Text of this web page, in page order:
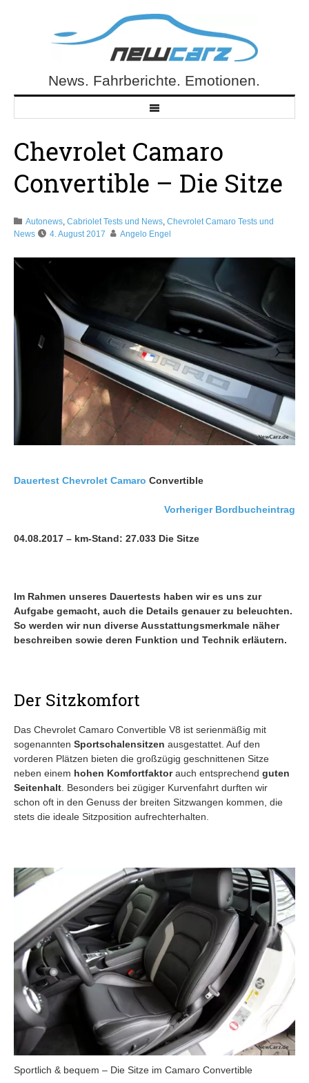
NewCarz.deNews. Fahrberichte. Emotionen.
Chevrolet Camaro
Convertible – Die Sitze
Autonews, Cabriolet Tests und News, Chevrolet Camaro Tests und
News
4. August 2017 Angelo Engel
Dauertest Chevrolet Camaro Convertible
Vorheriger Bordbucheintrag
04.08.2017 – km-Stand: 27.033 Die Sitze
Im Rahmen unseres Dauertests haben wir es uns zur
Aufgabe gemacht, auch die Details genauer zu beleuchten.
So werden wir nun diverse Ausstattungsmerkmale näher
beschreiben sowie deren Funktion und Technik erläutern.
Der Sitzkomfort
Das Chevrolet Camaro Convertible V8 ist serienmäßig mit
sogenannten Sportschalensitzen ausgestattet. Auf den
vorderen Plätzen bieten die großzügig geschnittenen Sitze
neben einem hohen Komfortfaktorauch entsprechend guten
Seitenhalt . Besonders bei zügiger Kurvenfahrt durften wir
schon oft in den Genuss der breiten Sitzwangen kommen, die
stets die ideale Sitzposition aufrechterhalten.
Sportlich & bequem – Die Sitze im Camaro Convertible